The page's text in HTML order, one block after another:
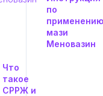
по
применению
мази
Меновазин
Что
такое
СРРЖ и